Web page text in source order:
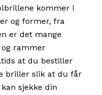
kommer i
og former, fra
er det mange
rammer
at du bestiller
briller slik at du får
sjekke din